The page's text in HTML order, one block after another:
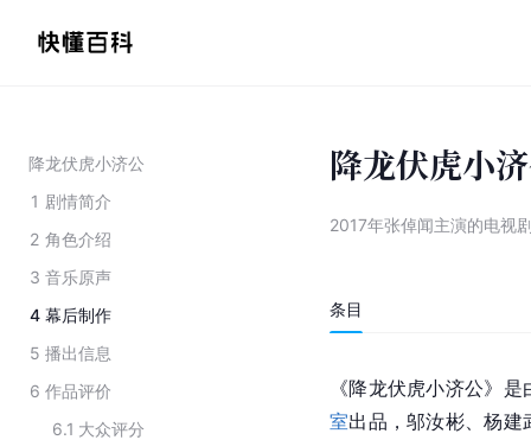
降龙伏虎小济公
1 剧情简介
2 角色介绍
3 音乐原声
4 幕后制作
5 播出信息
6 作品评价
6.1 大众评分
降龙伏虎小
2017年张倬闻主演的电视
条目
《降龙伏虎小济公》
室出品，邬汝彬、杨建